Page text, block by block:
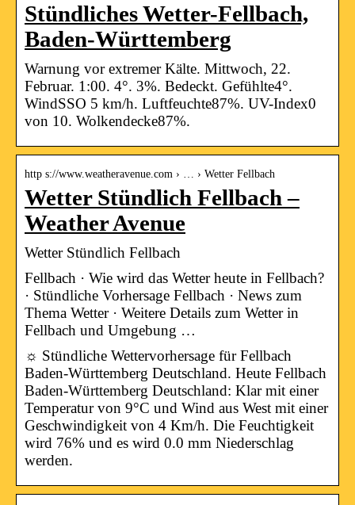
Stündliches Wetter-Fellbach,
Baden-Württemberg
Warnung vor extremer Kälte. Mittwoch, 22.
Februar. 1:00. 4°. 3%. Bedeckt. Gefühlte4°.
WindSSO 5 km/h. Luftfeuchte87%. UV-Index0
von 10. Wolkendecke87%.
http s://www.weatheravenue.com › … › Wetter Fellbach
Wetter Stündlich Fellbach –
Weather Avenue
Wetter Stündlich Fellbach
Fellbach · Wie wird das Wetter heute in Fellbach?
· Stündliche Vorhersage Fellbach · News zum
Thema Wetter · Weitere Details zum Wetter in
Fellbach und Umgebung …
☼ Stündliche Wettervorhersage für Fellbach
Baden-Württemberg Deutschland. Heute Fellbach
Baden-Württemberg Deutschland: Klar mit einer
Temperatur von 9°C und Wind aus West mit einer
Geschwindigkeit von 4 Km/h. Die Feuchtigkeit
wird 76% und es wird 0.0 mm Niederschlag
werden.